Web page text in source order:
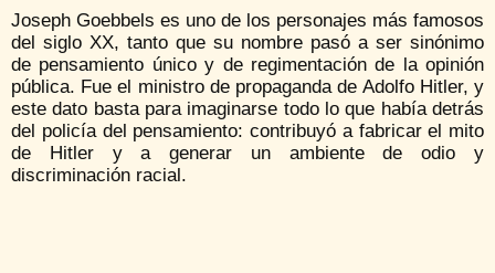
Joseph Goebbels es uno de los personajes más famosos
del siglo XX, tanto que su nombre pasó a ser sinónimo
de pensamiento único y de regimentación de la opinión
pública. Fue el ministro de propaganda de Adolfo Hitler, y
este dato basta para imaginarse todo lo que había detrás
del policía del pensamiento: contribuyó a fabricar el mito
de Hitler y a generar un ambiente de odio y
discriminación racial.